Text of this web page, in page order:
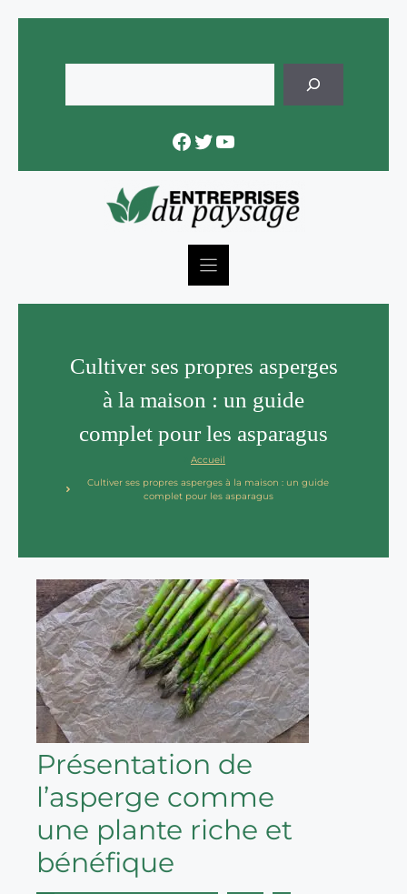
content
Facebook
Twitter
YouTube
Cultiver ses propres asperges
à la maison : un guide
complet pour les asparagus
Accueil
Cultiver ses propres asperges à la maison : un guide
complet pour les asparagus
Présentation de
l’asperge comme
une plante riche et
bénéfique